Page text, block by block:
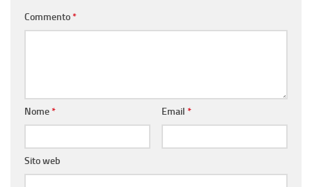
Commento*
Nome* Email *
Sito web